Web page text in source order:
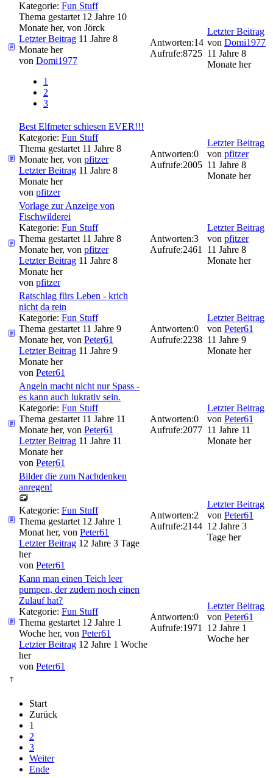
Kategorie: Fun Stuff
Thema gestartet 12 Jahre 10
Monate her, von Jörck
Letzter Beitrag 11 Jahre 8
Monate her
von Domi1977
1
2
3
Antworten:14
Aufrufe:8725
Letzter Beitrag
von Domi1977
11 Jahre 8
Monate her
Best Elfmeter schiesen EVER!!!
Kategorie: Fun Stuff
Thema gestartet 11 Jahre 8
Monate her, von pfitzer
Letzter Beitrag 11 Jahre 8
Monate her
von pfitzer
Antworten:0
Aufrufe:2005
Letzter Beitrag
von pfitzer
11 Jahre 8
Monate her
Vorlage zur Anzeige von
Fischwilderei
Kategorie: Fun Stuff
Thema gestartet 11 Jahre 8
Monate her, von pfitzer
Letzter Beitrag 11 Jahre 8
Monate her
von pfitzer
Antworten:3
Aufrufe:2461
Letzter Beitrag
von pfitzer
11 Jahre 8
Monate her
Ratschlag fürs Leben - krich
nicht da rein
Kategorie: Fun Stuff
Thema gestartet 11 Jahre 9
Monate her, von Peter61
Letzter Beitrag 11 Jahre 9
Monate her
von Peter61
Antworten:0
Aufrufe:2238
Letzter Beitrag
von Peter61
11 Jahre 9
Monate her
Angeln macht nicht nur Spass -
es kann auch lukrativ sein.
Kategorie: Fun Stuff
Thema gestartet 11 Jahre 11
Monate her, von Peter61
Letzter Beitrag 11 Jahre 11
Monate her
von Peter61
Antworten:0
Aufrufe:2077
Letzter Beitrag
von Peter61
11 Jahre 11
Monate her
Bilder die zum Nachdenken
anregen!
Kategorie: Fun Stuff
Thema gestartet 12 Jahre 1
Monat her, von Peter61
Letzter Beitrag 12 Jahre 3 Tage
her
von Peter61
Antworten:2
Aufrufe:2144
Letzter Beitrag
von Peter61
12 Jahre 3
Tage her
Kann man einen Teich leer
pumpen, der zudem noch einen
Zulauf hat?
Kategorie: Fun Stuff
Thema gestartet 12 Jahre 1
Woche her, von Peter61
Letzter Beitrag 12 Jahre 1 Woche
her
von Peter61
Antworten:0
Aufrufe:1971
Letzter Beitrag
von Peter61
12 Jahre 1
Woche her
Start
Zurück
1
2
3
Weiter
Ende